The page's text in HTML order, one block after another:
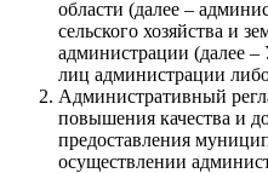
области (далее –
сельского хозяйства и
администрации (далее
лиц администрации
Административный
повышения качества и
предоставления
осуществлении